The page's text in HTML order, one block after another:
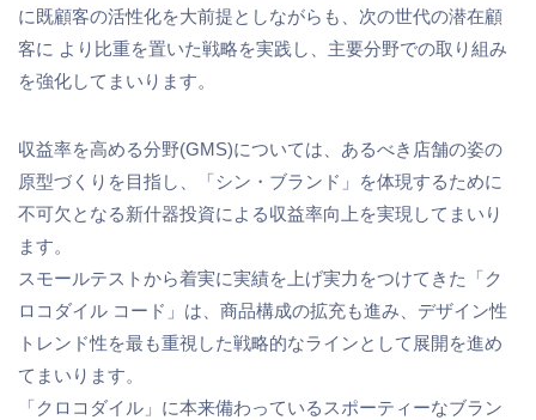
に既顧客の活性化を大前提としながらも、次の世代の潜在顧
客に より比重を置いた戦略を実践し、主要分野での取り組み
を強化してまいります。
収益率を高める分野(GMS)については、あるべき店舗の姿の
原型づくりを目指し、「シン・ブランド」を体現するために
不可欠となる新什器投資による収益率向上を実現してまいり
ます。
スモールテストから着実に実績を上げ実力をつけてきた「ク
ロコダイル コード」は、商品構成の拡充も進み、デザイン性
トレンド性を最も重視した戦略的なラインとして展開を進め
てまいります。
「クロコダイル」に本来備わっているスポーティーなブラン